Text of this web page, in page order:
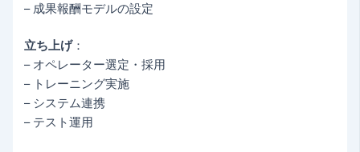
– 成果報酬モデルの設定
立ち上げ：
– オペレーター選定・採用
– トレーニング実施
– システム連携
– テスト運用